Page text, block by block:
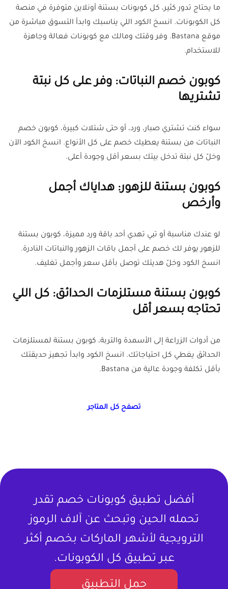
ما يحتاج تدور كثير، كل كوبونات بستنة أونلاين متوفرة في منصة
كل الكوبونات. انسخ الكود اللي يناسبك وابدأ التسوق مباشرة من
موقع Bastana. وفر وقتك ومالك مع كوبونات فعالة وجاهزة
للاستخدام.
كوبون خصم النباتات: وفر على كل نبتة
تشتريها
سواء كنت تشتري صبار، ورد، أو حتى شتلات كبيرة، كوبون خصم
النباتات من بستنة يعطيك خصم على كل الأنواع. انسخ الكود الآن
وخلّ كل نبتة تدخل بيتك بسعر أقل وجودة أعلى.
كوبون بستنة للزهور: هداياك أجمل
وأرخص
لو عندك مناسبة أو تبي تهدي أحد باقة ورد مميزة، كوبون بستنة
للزهور يوفر لك خصم على أجمل باقات الزهور والنباتات النادرة.
انسخ الكود وخلّ هديتك توصل بأقل سعر وأجمل تغليف.
كوبون بستنة مستلزمات الحدائق: كل اللي
تحتاجه بسعر أقل
من أدوات الزراعة إلى الأسمدة والتربة، كوبون بستنة لمستلزمات
الحدائق يغطي كل احتياجاتك. انسخ الكود وابدأ تجهيز حديقتك
بأقل تكلفة وجودة عالية من Bastana.
تصفح كل المتاجر
أفضل تطبيق كوبونات خصم تقدر
تحمله الحين وتبحث عن آلاف الرموز
الترويجية لأشهر الماركات بخصم أكثر
عبر تطبيق كل الكوبونات.
حمل التطبيق